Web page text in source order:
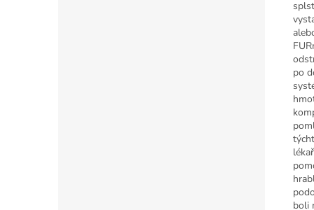
po
boli